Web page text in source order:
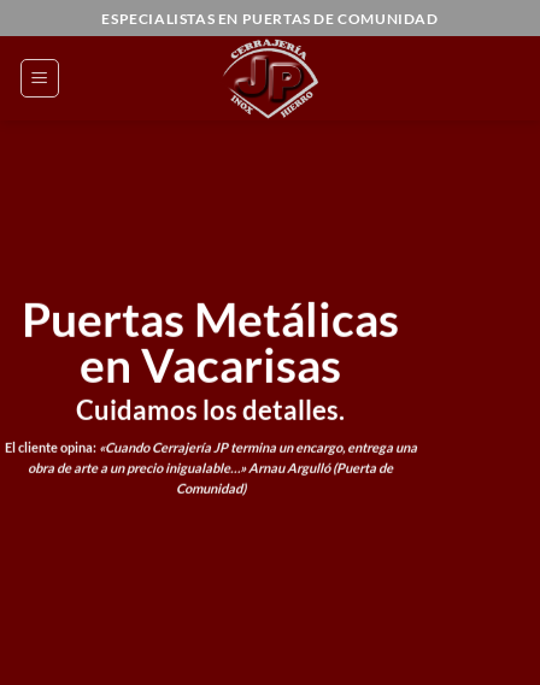
al
contenido
ESPECIALISTAS EN PUERTAS DE COMUNIDAD
Puertas Metálicas
en Vacarisas
Cuidamos los detalles.
El cliente opina: «Cuando Cerrajería JP termina un encargo, entrega una
obra de arte a un precio inigualable…»Arnau Argulló (Puerta de
Comunidad)